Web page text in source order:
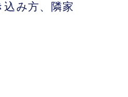
込み方、隣家